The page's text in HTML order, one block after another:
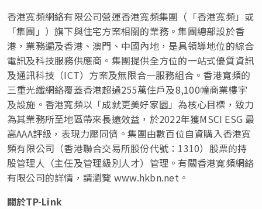
香港寬頻網絡有限公司營運香港寬頻集團（「香港寬頻」或
「集團」）旗下與住宅方案相關的業務。集團總部設於香
港，業務遍及香港、澳門、中國內地，是具領導地位的綜合
電訊及科技服務供應商。集團提供全方位的一站式優質資訊
及通訊科技（ICT）方案及無限合一服務組合。香港寬頻的
三重光纖網絡覆蓋香港超過255萬住戶及8,100幢商業樓宇
及設施。香港寬頻以「成就更美好家園」為核心目標，致力
為其業務所至地區帶來長遠效益，於2022年獲MSCI ESG 最
高AAA評級，表現力壓同儕。集團由數百位自資購入香港寬
頻有限公司（香港聯合交易所股份代號：1310）股票的持
股管理人（主任及管理級別人才）管理。有關香港寬頻網絡
有限公司的詳情，請瀏覽 www.hkbn.net。
關於TP-Link